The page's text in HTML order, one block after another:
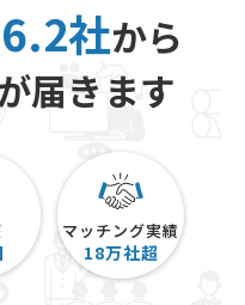
社から
届きます
マッチング実績
18万社超